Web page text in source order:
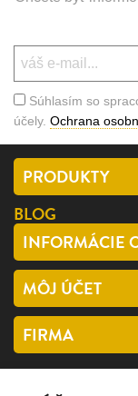
Súhlasím so
účely. Ochrana
PRODUKTY
BLOG
INFORMÁCIE
MÔJ ÚČET
FIRMA